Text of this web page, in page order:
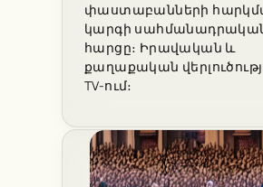
փաստաբանների
կարգի
հարցը։ Իրավական և
քաղաքական
TV-ում։